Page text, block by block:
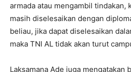
armada atau mengambil tindakan,
masih diselesaikan dengan
beliau, jika dapat diselesaikan
maka TNI AL tidak akan turut
Laksamana Ade juga mengatakan